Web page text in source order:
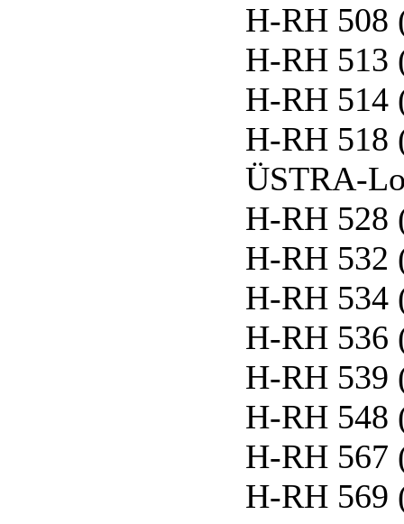
H-RH 508
H-RH 513
H-RH 514
H-RH 518
ÜSTRA-
H-RH 528
H-RH 532
H-RH 534
H-RH 536
H-RH 539
H-RH 548
H-RH 567
H-RH 569